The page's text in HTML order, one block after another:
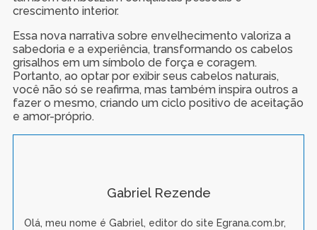
crescimento interior.
Essa nova narrativa sobre envelhecimento valoriza a
sabedoria e a experiência, transformando os cabelos
grisalhos em um símbolo de força e coragem.
Portanto, ao optar por exibir seus cabelos naturais,
você não só se reafirma, mas também inspira outros a
fazer o mesmo, criando um ciclo positivo de aceitação
e amor-próprio.
Gabriel Rezende
Olá, meu nome é Gabriel, editor do site Egrana.com.br,